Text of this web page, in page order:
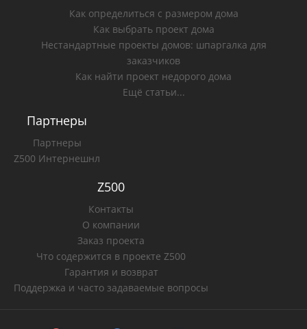
Как определиться с размером дома
Как выбрать проект дома
Нестандартные проекты домов: шпаргалка для
заказчиков
Как найти проект недорого дома
Ещё статьи...
Партнеры
Партнеры
Z500 Интернешнл
Z500
Контакты
О компании
Заказ проекта
Что содержится в проекте Z500
Гарантия и возврат
Поддержка и часто задаваемые вопросы